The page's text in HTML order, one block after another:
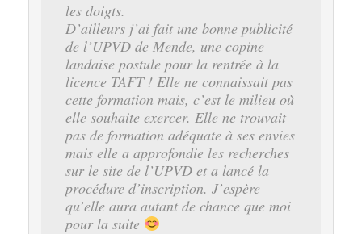
les doigts.
D’ailleurs j’ai fait une bonne publicité
de l’UPVD de Mende, une copine
landaise postule pour la rentrée à la
licence TAFT ! Elle ne connaissait pas
cette formation mais, c’est le milieu où
elle souhaite exercer. Elle ne trouvait
pas de formation adéquate à ses envies
mais elle a approfondie les recherches
sur le site de l’UPVD et a lancé la
procédure d’inscription. J’espère
qu’elle aura autant de chance que moi
pour la suite